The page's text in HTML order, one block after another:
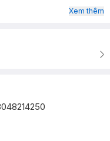
Xem thêm